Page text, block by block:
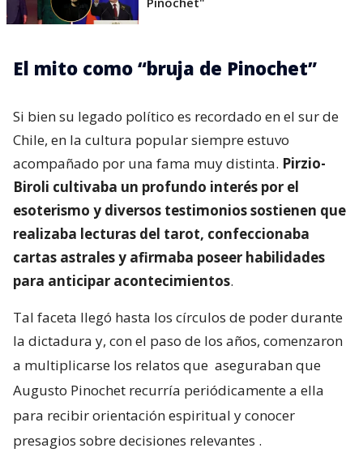
El mito como “bruja de Pinochet”
Si bien su legado político es recordado en el sur de
Chile, en la cultura popular siempre estuvo
acompañado por una fama muy distinta. Pirzio-
Biroli cultivaba un profundo interés por el
esoterismo y diversos testimonios sostienen que
realizaba lecturas del tarot, confeccionaba
cartas astrales y afirmaba poseer habilidades
para anticipar acontecimientos.
Tal faceta llegó hasta los círculos de poder durante
la dictadura y, con el paso de los años, comenzaron
a multiplicarse los relatos que aseguraban que
Augusto Pinochet recurría periódicamente a ella
para recibir orientación espiritual y conocer
presagios sobre decisiones relevantes .